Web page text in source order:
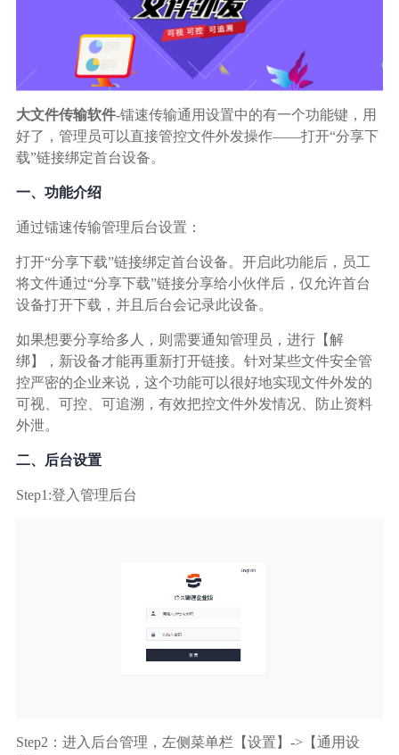
行业应用解决方案
政府机构
广告媒体
基因行业
汽车行业
生产制造业
IT互联网行业
大文件传输软件-镭速传输通用设置中的有一个功能键，用
好了，管理员可以直接管控文件外发操作——打开“分享下
载”链接绑定首台设备。
一、功能介绍
通过镭速传输管理后台设置：
打开“分享下载”链接绑定首台设备。开启此功能后，员工
将文件通过“分享下载”链接分享给小伙伴后，仅允许首台
设备打开下载，并且后台会记录此设备。
如果想要分享给多人，则需要通知管理员，进行【解
绑】，新设备才能再重新打开链接。针对某些文件安全管
控严密的企业来说，这个功能可以很好地实现文件外发的
可视、可控、可追溯，有效把控文件外发情况、防止资料
外泄。
二、后台设置
Step1:登入管理后台
Step2：进入后台管理，左侧菜单栏【设置】->【通用设